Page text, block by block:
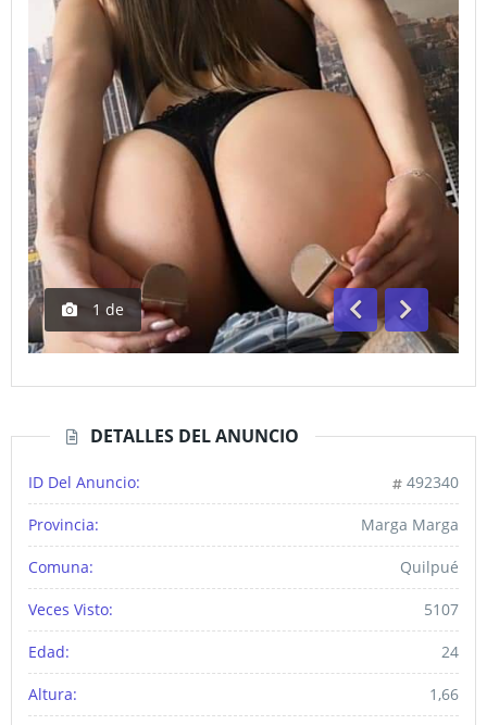
1 de
AnteriorSiguiente
DETALLES DEL ANUNCIO
ID Del Anuncio: 492340
Provincia: Marga Marga
Comuna: Quilpué
Veces Visto: 5107
Edad: 24
Altura: 1,66